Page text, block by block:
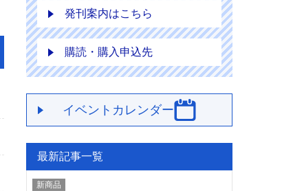
発刊案内はこちら
購読・購入申込先
イベントカレンダー
最新記事一覧
新商品